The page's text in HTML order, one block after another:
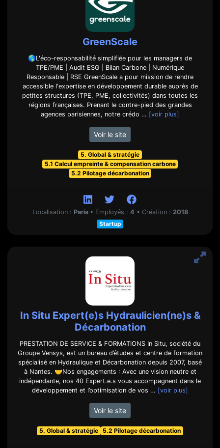
GreenScale
🌎L'éco-responsabilité simplifiée pour les managers de
TPE/PME | Audit ESG | Bilan Carbone | Numérique
Responsable | RSE GreenScale a pour mission de rendre
accessible l'expertise en développement durable auprès de
petites structures (TPE, PME, collectivités) dans toutes les
régions françaises. Prenant le contre-pied des grandes
agences parisiennes, notre crédo … [voir plus]
Voir le site
5. Global & stratégie
5.1 Calcul empreinte & compensation carbone
5.2 Pilotage décarbonation
Localisation : Paris • Employés : 4 • Création : 2018
Startup
In Situ Expert(e)s Hydraulicien(ne)s &
Décarbonation
PRESTATION DE SERVICE & FORMATIONS In Situ, société du
Groupe Vensys, est un bureau d’études et centre de formation
spécialisé en Hydraulique et Décarbonation depuis 2007, basé
à Nantes. 🤝Nos engagements : Avec une vision neutre et
indépendante, nos 40 Expert.e.s vous accompagnent dans le
développement et l’optimisation de vos … [voir plus]
Voir le site
5. Global & stratégie 5.2 Pilotage décarbonation